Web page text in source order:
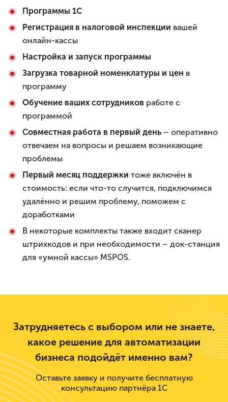
Программы 1С
Регистрация в налоговой инспекции вашей
онлайн-кассы
Настройка и запуск программы
Загрузка товарной номенклатуры и цен в
программу
Обучение ваших сотрудников работе с
программой
Совместная работа в первый день – оперативно
отвечаем на вопросы и решаем возникающие
проблемы
Первый месяц поддержки тоже включён в
стоимость: если что-то случится, подключимся
удалённо и решим проблему, поможем с
доработками
В некоторые комплекты также входит сканер
штрихкодов и при необходимости – док-станция
для «умной кассы» MSPOS.
Затрудняетесь с выбором или не знаете,
какое решение для автоматизации
бизнеса подойдёт именно вам?
Оставьте заявку и получите бесплатную
консультацию партнёра 1С